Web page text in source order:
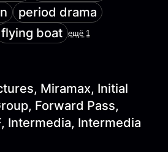
period drama
flying boat ещё 1
Miramax, Initial
Forward Pass,
Intermedia, Intermedia